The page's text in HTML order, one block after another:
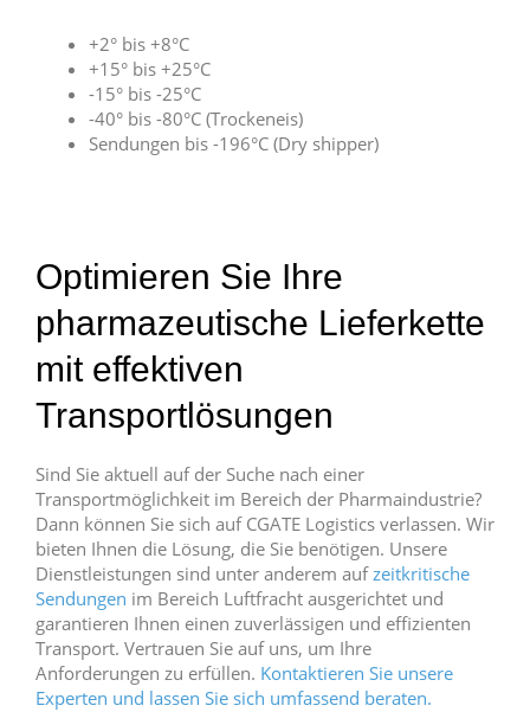
+2° bis +8°C
+15° bis +25°C
-15° bis -25°C
-40° bis -80°C (Trockeneis)
Sendungen bis -196°C (Dry shipper)
Optimieren Sie Ihre
pharmazeutische Lieferkette
mit effektiven
Transportlösungen
Sind Sie aktuell auf der Suche nach einer
Transportmöglichkeit im Bereich der Pharmaindustrie?
Dann können Sie sich auf CGATE Logistics verlassen. Wir
bieten Ihnen die Lösung, die Sie benötigen. Unsere
Dienstleistungen sind unter anderem aufzeitkritische
Sendungen im Bereich Luftfracht ausgerichtet und
garantieren Ihnen einen zuverlässigen und effizienten
Transport. Vertrauen Sie auf uns, um Ihre
Anforderungen zu erfüllen. Kontaktieren Sie unsere
Experten und lassen Sie sich umfassend beraten.